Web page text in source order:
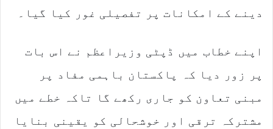
دینے کے امکانات پر تفصیلی غور کیا گیا۔
اپنے خطاب میں ڈپٹی وزیراعظم نے اس بات
پر زور دیا کہ پاکستان باہمی مفاد پر
مبنی تعاون کو جاری رکھے گا تاکہ خطے میں
مشترکہ ترقی اور خوشحالی کو یقینی بنایا